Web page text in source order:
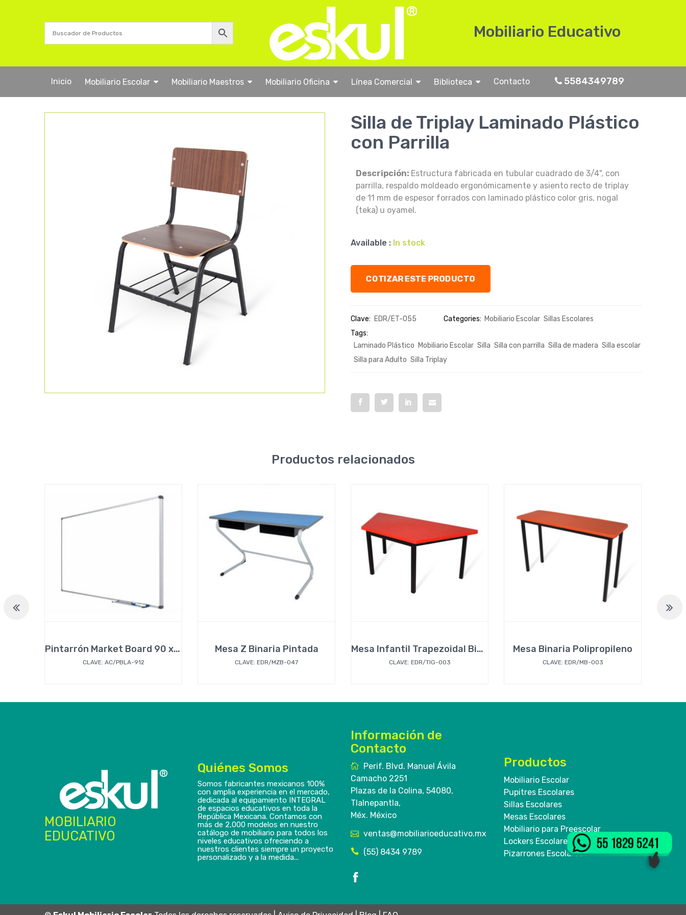
Mobiliario Educativo
Inicio Mobiliario Escolar Mobiliario Maestros Mobiliario Oficina Línea Comercial Biblioteca Contacto 5584349789
Silla de Triplay Laminado Plástico
con Parrilla
Descripción: Estructura fabricada en tubular cuadrado de 3/4", con
parrilla, respaldo moldeado ergonómicamente y asiento recto de triplay
de 11 mm de espesor forrados con laminado plástico color gris, nogal
(teka) u oyamel.
Available : In stock
COTIZAR ESTE PRODUCTO
Clave: EDR/ET-055 Categories: Mobiliario Escolar Sillas Escolares
Tags:
Laminado Plástico Mobiliario Escolar Silla Silla con parrilla Silla de madera Silla escolar
Silla para Adulto Silla Triplay
Productos relacionados
Pintarrón Market Board 90 x 120 cm
CLAVE: AC/PBLA-912
Mesa Z Binaria Pintada
CLAVE: EDR/MZB-047
Mesa Infantil Trapezoidal Binaria Polipropileno
CLAVE: EDR/TIG-003
Mesa Binaria Polipropileno
CLAVE: EDR/MB-003
MOBILIARIO
EDUCATIVO
Quiénes Somos
Somos fabricantes mexicanos 100%
con amplia experiencia en el mercado,
dedicada al equipamiento INTEGRAL
de espacios educativos en toda la
República Mexicana. Contamos con
más de 2,000 modelos en nuestro
catálogo de mobiliario para todos los
niveles educativos ofreciendo a
nuestros clientes siempre un proyecto
personalizado y a la medida...
Información de
Contacto
Perif. Blvd. Manuel Ávila
Camacho 2251
Plazas de la Colina, 54080,
Tlalnepantla,
Méx. México
ventas@mobiliarioeducativo.mx
(55) 8434 9789
Productos
Mobiliario Escolar
Pupitres Escolares
Sillas Escolares
Mesas Escolares
Mobiliario para Preescolar
Lockers Escolares
Pizarrones Escolares